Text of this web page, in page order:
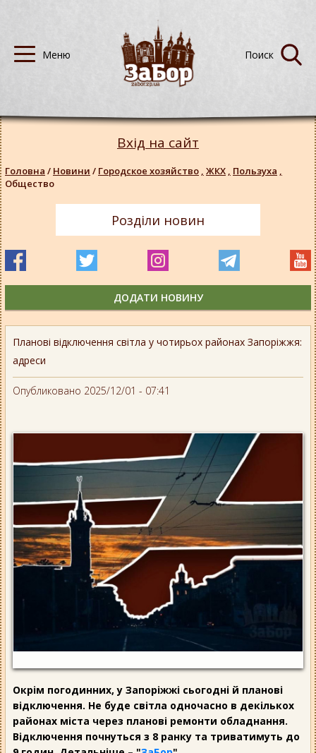
Планові відключення світла у чотирьох районах Запоріжжя:
адреси
Опубликовано 2025/12/01 - 07:41
Окрім погодинних, у Запоріжжі сьогодні й планові
відключення. Не буде світла одночасно в декількох
районах міста через планові ремонти обладнання.
Відключення почнуться з 8 ранку та триватимуть до
Вхід на сайт
Головна / Новини / Городское хозяйство , ЖКХ , Пользуха ,
Общество
Розділи новин
ДОДАТИ НОВИНУ